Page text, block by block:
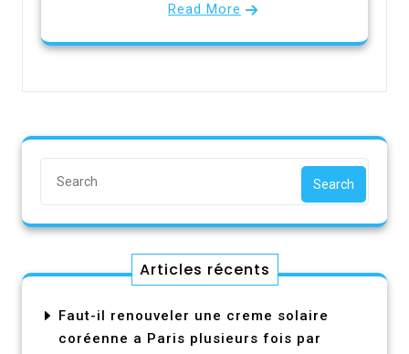
Read More
Search
Articles récents
Faut-il renouveler une creme solaire
coréenne a Paris plusieurs fois par